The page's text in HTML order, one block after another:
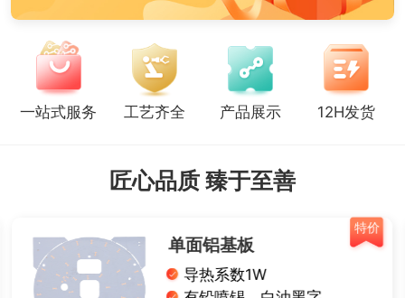
一站式服务 工艺齐全 产品展示 12H发货
匠心品质 臻于至善
特价
单面铝基板
导热系数1W